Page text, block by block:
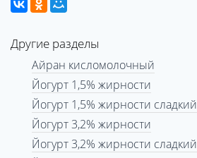
Другие разделы
Айран кисломолочный
Йогурт 1,5% жирности
Йогурт 1,5% жирности сладкий
Йогурт 3,2% жирности
Йогурт 3,2% жирности сладкий